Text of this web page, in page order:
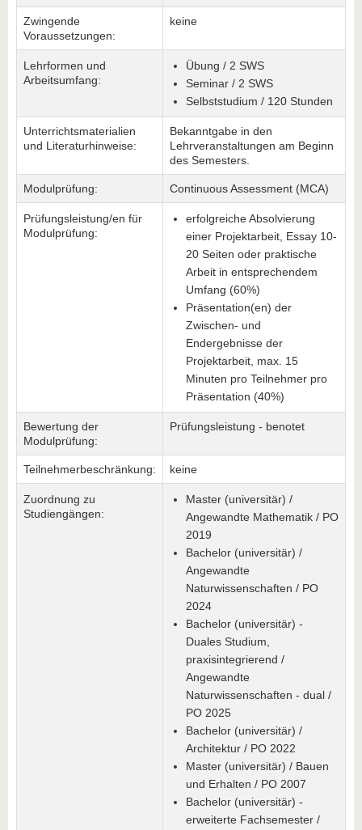
Zwingende
Voraussetzungen:
keine
Lehrformen und
Arbeitsumfang:
Übung / 2 SWS
Seminar / 2 SWS
Selbststudium / 120 Stunden
Unterrichtsmaterialien
und Literaturhinweise:
Bekanntgabe in den
Lehrveranstaltungen am Beginn
des Semesters.
Modulprüfung: Continuous Assessment (MCA)
Prüfungsleistung/en für
Modulprüfung:
erfolgreiche Absolvierung
einer Projektarbeit, Essay 10-
20 Seiten oder praktische
Arbeit in entsprechendem
Umfang (60%)
Präsentation(en) der
Zwischen- und
Endergebnisse der
Projektarbeit, max. 15
Minuten pro Teilnehmer pro
Präsentation (40%)
Bewertung der
Modulprüfung:
Prüfungsleistung - benotet
Teilnehmerbeschränkung: keine
Zuordnung zu
Studiengängen:
Master (universitär) /
Angewandte Mathematik / PO
2019
Bachelor (universitär) /
Angewandte
Naturwissenschaften / PO
2024
Bachelor (universitär) -
Duales Studium,
praxisintegrierend /
Angewandte
Naturwissenschaften - dual /
PO 2025
Bachelor (universitär) /
Architektur / PO 2022
Master (universitär) / Bauen
und Erhalten / PO 2007
Bachelor (universitär) -
erweiterte Fachsemester /